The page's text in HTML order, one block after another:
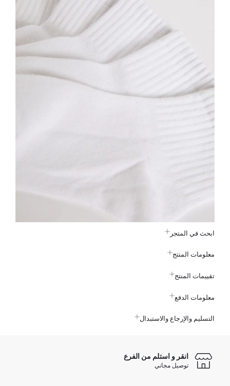
ابحث في المتجر
معلومات المنتج
تقييمات المنتج
معلومات الدفع
التسليم والإرجاع والاستبدال
انقر و استلم من الفرع
توصيل مجاني